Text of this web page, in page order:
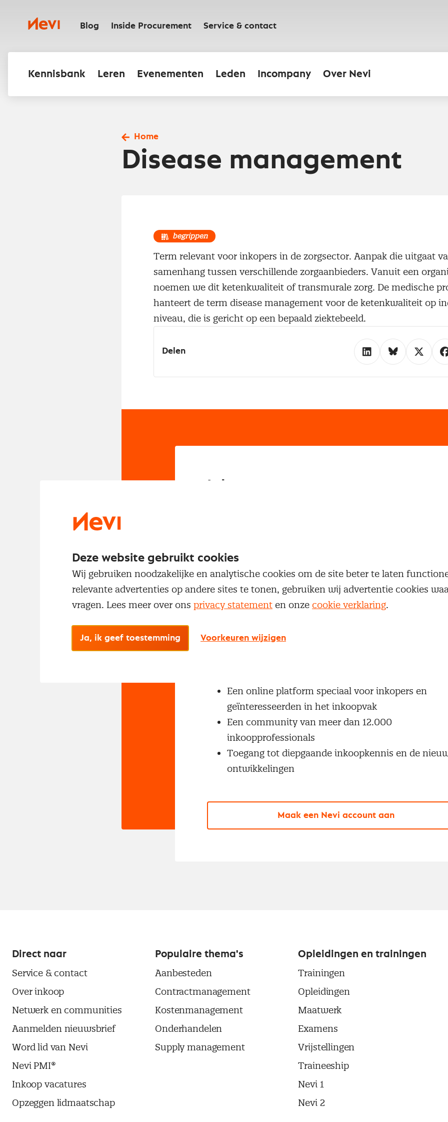
inhoudNevi Blog Inside Procurement Service & contact
Kennisbank Leren Evenementen Leden Incompany Over Nevi
Home
Disease management
begrippen
Term relevant voor inkopers in de zorgsector. Aanpak die uitgaat
samenhang tussen verschillende zorg­aanbieders. Vanuit een
noemen we dit ketenkwaliteit of transmurale zorg. De medische
hanteert de term disease management voor de ketenkwaliteit op
niveau, die is gericht op een bepaald ziektebeeld.
Delen
Inloggen
Inloggen
Nog geen Nevi account?
Een online platform speciaal voor inkopers en
geïnteresseerden in het inkoopvak
Een community van meer dan 12.000
inkoopprofessionals
Toegang tot diepgaande inkoopkennis en de
ontwikkelingen
Maak een Nevi account aan
Direct naar
Service & contact
Over inkoop
Netwerk en communities
Aanmelden nieuwsbrief
Word lid van Nevi
Nevi PMI®
Inkoop vacatures
Opzeggen lidmaatschap
Populaire thema's
Aanbesteden
Contractmanagement
Kostenmanagement
Onderhandelen
Supply management
Opleidingen en trainingen
Trainingen
Opleidingen
Maatwerk
Examens
Vrijstellingen
Traineeship
Nevi 1
Nevi 2
Deze website gebruikt cookies
Wij gebruiken noodzakelijke en analytische cookies om de site beter te laten
relevante advertenties op andere sites te tonen, gebruiken wij advertentie cookies
vragen. Lees meer over ons privacy statement en onze cookie verklaring.
Ja, ik geef toestemming Voorkeuren wijzigen